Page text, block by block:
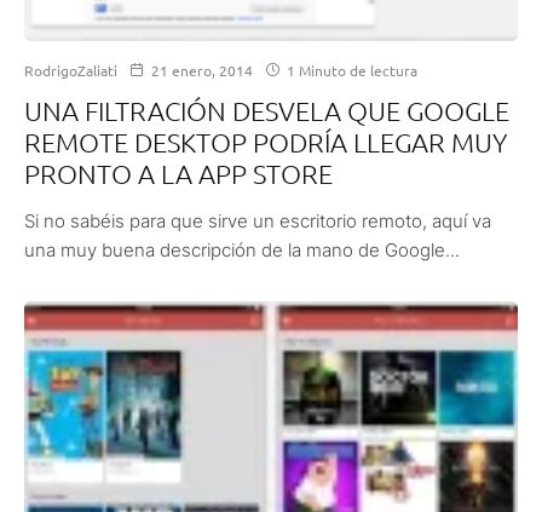
RodrigoZaliati 21 enero, 2014 1 Minuto de lectura
UNA FILTRACIÓN DESVELA QUE GOOGLE
REMOTE DESKTOP PODRÍA LLEGAR MUY
PRONTO A LA APP STORE
Si no sabéis para que sirve un escritorio remoto, aquí va
una muy buena descripción de la mano de Google...